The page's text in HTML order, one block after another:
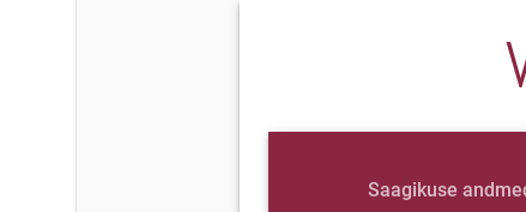
Saagikuse